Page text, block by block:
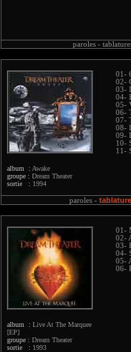
paroles -
album : Awake
groupe : Dream Theater
sortie : 1994
01-
02-
03-
04-
05-
06-
07-
08-
09-
10-
11-
paroles -
album : Live At The Marquee
[EP]
groupe : Dream Theater
sortie : 1993
01-
02-
03-
04-
05-
06-